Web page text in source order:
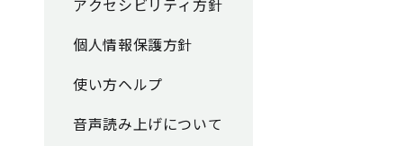
アクセシビリティ方針
個人情報保護方針
使い方ヘルプ
音声読み上げについて